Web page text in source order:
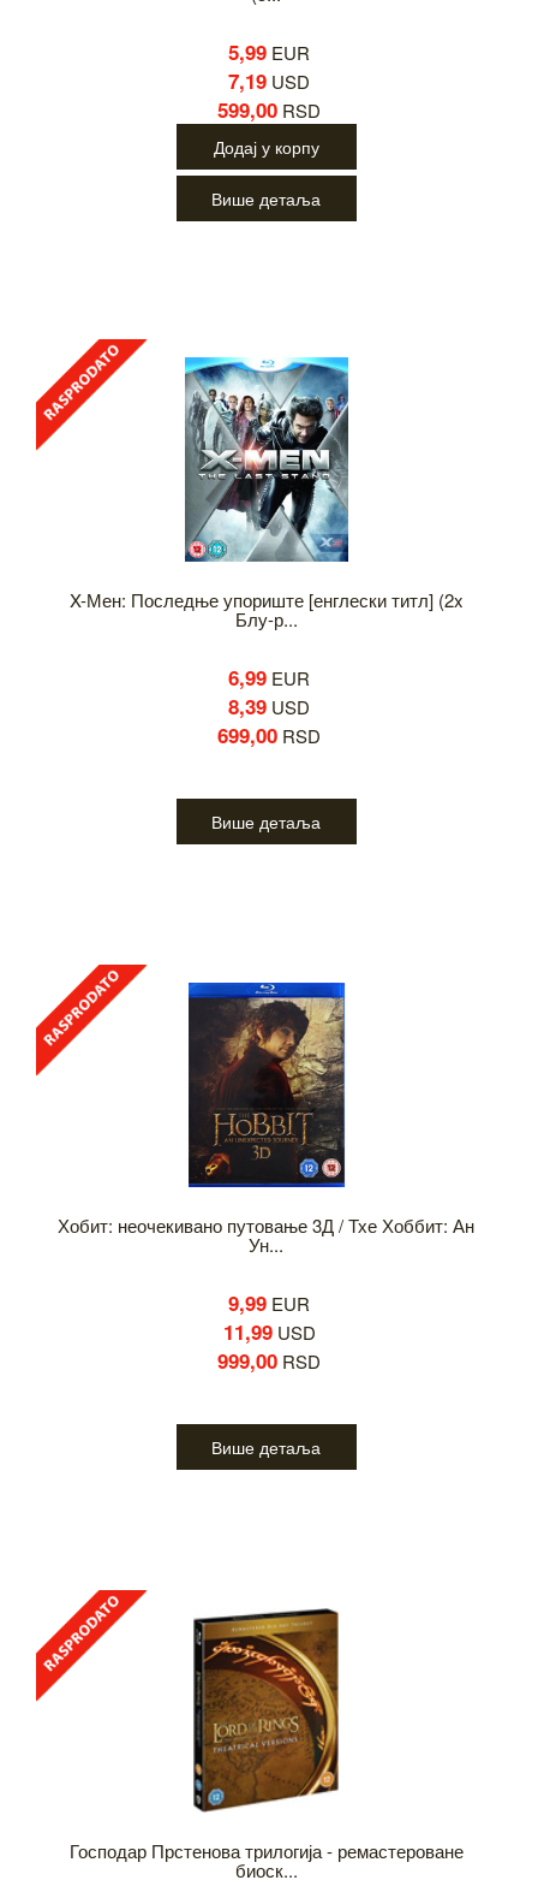
5,99 EUR
7,19 USD
599,00 RSD
Додај у корпу
Више детаља
X-Мен: Последње упориште [енглески титл] (2x
Блу-р...
6,99 EUR
8,39 USD
699,00 RSD
Више детаља
Хобит: неочекивано путовање 3Д / Тхе Хоббит: Ан
Ун...
9,99 EUR
11,99USD
999,00 RSD
Више детаља
Господар Прстенова трилогија - ремастероване
биоск...